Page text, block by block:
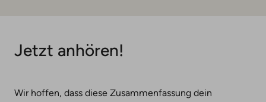
Jetzt anhören!
Wir hoffen, dass diese Zusammenfassung dein